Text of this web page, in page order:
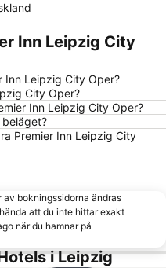
Buchmesse
Giovanni
Sankt Petrus
Inn Leipzig City
Inn Leipzig City Oper?
City Oper?
Inn Leipzig City Oper?
beläget?
Premier Inn Leipzig City
bokningssidorna ändras
att du inte hittar exakt
när du hamnar på
i Leipzig